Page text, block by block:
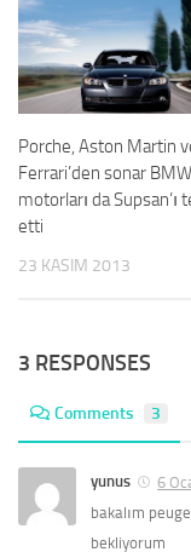
Porche, Aston Martin
Ferrari’den sonar BMW
motorları da Supsan’ı
etti
23 KASIM 2013
3 RESPONSES
Comments 3
yunus
6
bakalım
bekliyorum